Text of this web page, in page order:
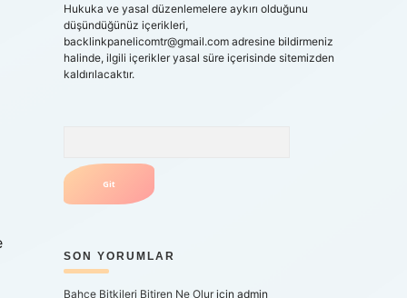
Hukuka ve yasal düzenlemelere aykırı olduğunu
düşündüğünüz içerikleri,
backlinkpanelicomtr@gmail.comadresine bildirmeniz
halinde, ilgili içerikler yasal süre içerisinde sitemizden
kaldırılacaktır.
SON YORUMLAR
Bahçe Bitkileri Bitiren Ne Oluriçin admin